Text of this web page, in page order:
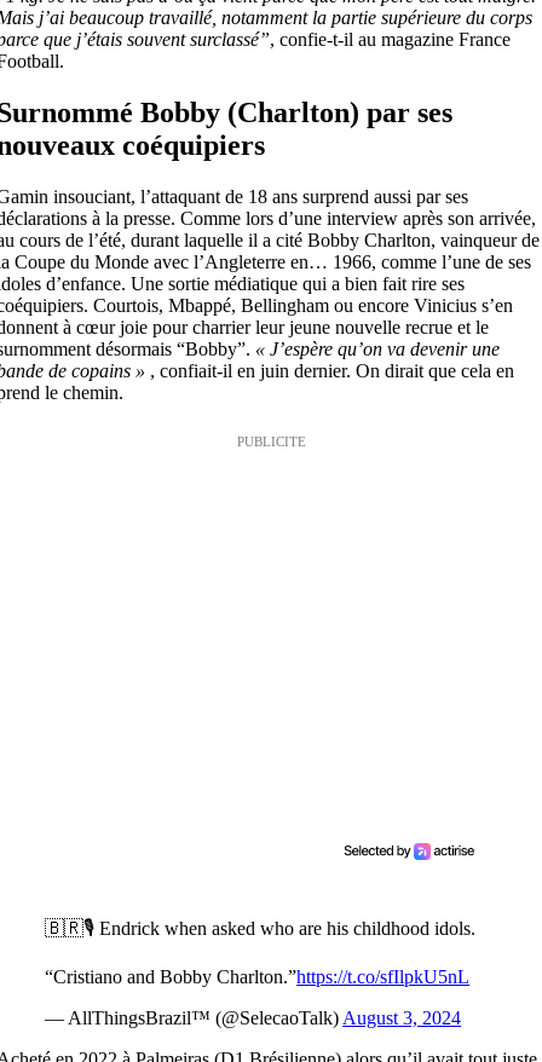
j’ai beaucoup travaillé, notamment la partie supérieure du corps
que j’étais souvent surclassé”, confie-t-il au magazine France
Bobby (Charlton) par ses
coéquipiers
insouciant, l’attaquant de 18 ans surprend aussi par ses
à la presse. Comme lors d’une interview après son arrivée,
cours de l’été, durant laquelle il a cité Bobby Charlton, vainqueur de
Coupe du Monde avec l’Angleterre en… 1966, comme l’une de ses
d’enfance. Une sortie médiatique qui a bien fait rire ses
Courtois, Mbappé, Bellingham ou encore Vinicius s’en
à cœur joie pour charrier leur jeune nouvelle recrue et le
désormais “Bobby”. « J’espère qu’on va devenir une
de copains » , confiait-il en juin dernier. On dirait que cela en
le chemin.
PUBLICITE
🇧🇷🎙️ Endrick when asked who are his childhood idols.
“Cristiano and Bobby Charlton.”https://t.co/sfIlpkU5nL
— AllThingsBrazil™ (@SelecaoTalk) August 3, 2024